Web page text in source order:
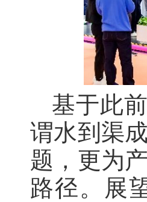
基于此
谓水到渠
题，更为
路径。展